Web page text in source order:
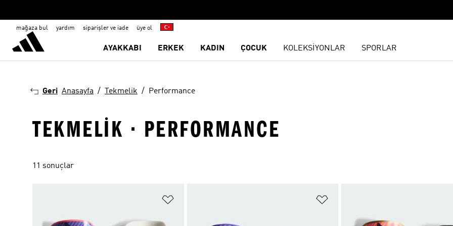
mağaza bul yardım siparişler ve iade üye ol
AYAKKABI ERKEK KADIN ÇOCUK KOLEKSİYONLAR SPORLAR
Geri Anasayfa Tekmelik Performance
TEKMELIK · PERFORMANCE
11 sonuçlar